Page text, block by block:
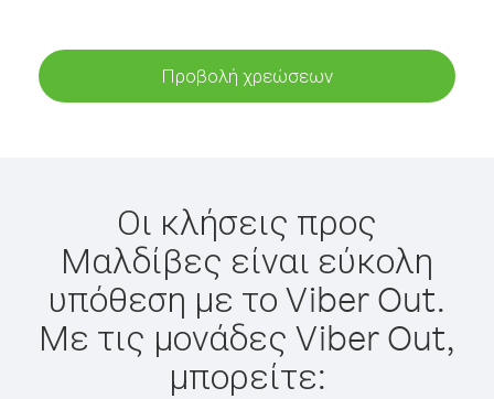
Προβολή χρεώσεων
Οι κλήσεις προς
Μαλδίβες είναι εύκολη
υπόθεση με το Viber Out.
Με τις μονάδες Viber Out,
μπορείτε: